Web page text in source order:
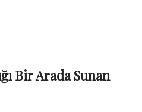
Bir Arada Sunan